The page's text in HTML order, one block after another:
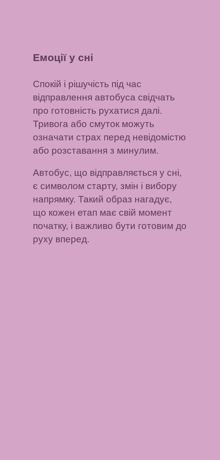
Емоції у сні
Спокій і рішучість під час
відправлення автобуса свідчать
про готовність рухатися далі.
Тривога або смуток можуть
означати страх перед невідомістю
або розставання з минулим.
Автобус, що відправляється у сні,
є символом старту, змін і вибору
напрямку. Такий образ нагадує,
що кожен етап має свій момент
початку, і важливо бути готовим до
руху вперед.